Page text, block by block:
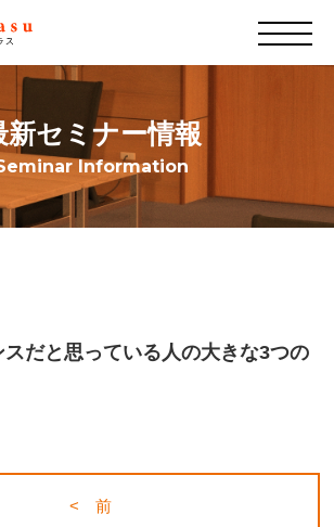
新セミナー情報
Information
スだと思っている人の大きな3つの
< 前